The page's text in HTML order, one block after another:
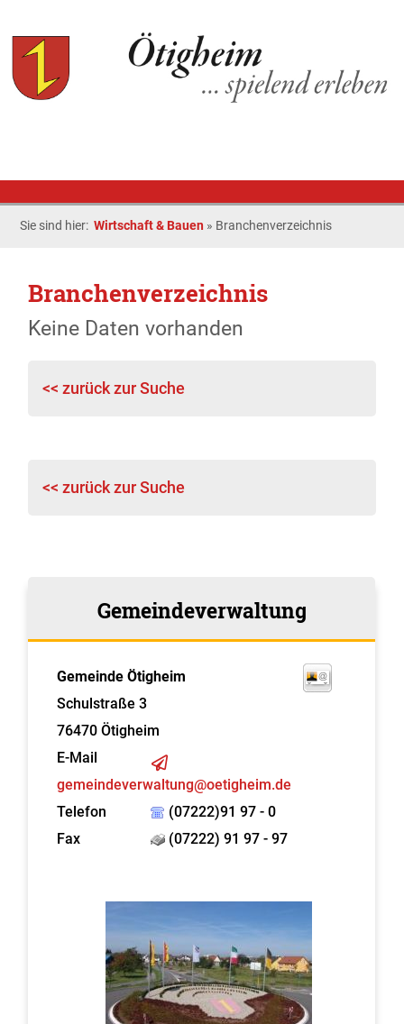
Sie sind hier:Wirtschaft & Bauen » Branchenverzeichnis
Branchenverzeichnis
Keine Daten vorhanden
<< zurück zur Suche
<< zurück zur Suche
Gemeindeverwaltung
Gemeinde Ötigheim
Schulstraße 3
76470 Ötigheim
E-Mail
gemeindeverwaltung@oetigheim.de
Telefon
(07222)91 97 - 0
Fax
(07222) 91 97 - 97